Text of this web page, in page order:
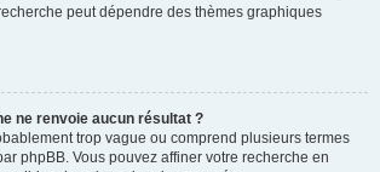
peut dépendre des thèmes graphiques
ne renvoie aucun résultat ?
trop vague ou comprend plusieurs termes
phpBB. Vous pouvez affiner votre recherche en